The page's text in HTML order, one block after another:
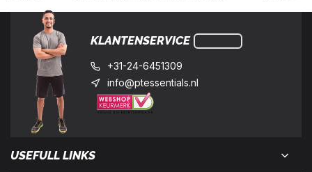
KLANTENSERVICE
+31-24-6451309
info@ptessentials.nl
USEFULL LINKS